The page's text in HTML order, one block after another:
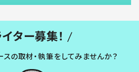
ター募集！
スの取材・執筆をしてみませんか？